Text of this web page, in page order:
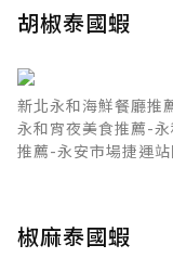
胡椒泰國蝦
新北永和海鮮餐廳推
永和宵夜美食推薦-
推薦-永安市場捷運
椒麻泰國蝦